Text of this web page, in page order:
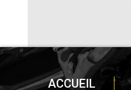
ACCUEIL